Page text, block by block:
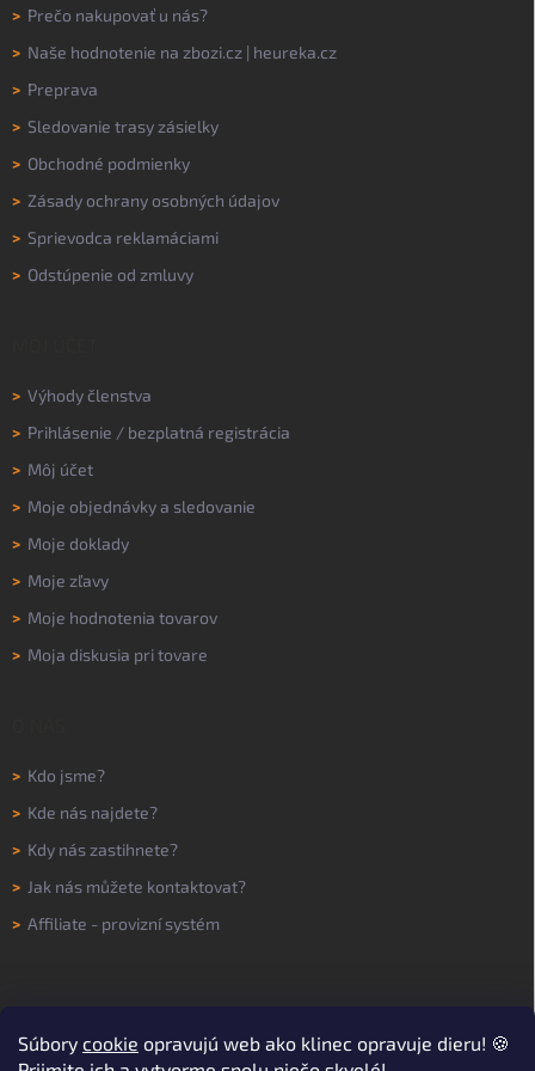
Súbory cookie opravujú web ako klinec opravuje dieru! 🍪
> Prečo nakupovať u nás?
> Naše hodnotenie na zbozi.cz | heureka.cz
> Preprava
> Sledovanie trasy zásielky
> Obchodné podmienky
> Zásady ochrany osobných údajov
> Sprievodca reklamáciami
> Odstúpenie od zmluvy
> Výhody členstva
> Prihlásenie / bezplatná registrácia
> Môj účet
> Moje objednávky a sledovanie
> Moje doklady
> Moje zľavy
> Moje hodnotenia tovarov
> Moja diskusia pri tovare
> Kdo jsme?
> Kde nás najdete?
> Kdy nás zastihnete?
> Jak nás můžete kontaktovat?
> Affiliate - provizní systém